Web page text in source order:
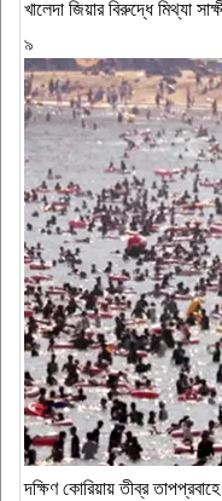
খালেদা জিয়ার বিরুদ্ধে মিথ্যা
৯
দক্ষিণ কোরিয়ায় তীব্র